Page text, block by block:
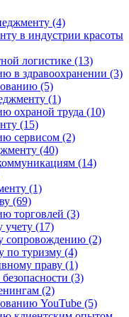
(4)
в индустрии красоты
логистике (13)
в здравоохранении (3)
(5)
(1)
охраной труда (10)
(15)
сервисом (2)
(40)
(14)
(1)
(69)
торговлей (3)
учету (17)
сопровождению (2)
по туризму (4)
праву (1)
(3)
(2)
YouTube (5)